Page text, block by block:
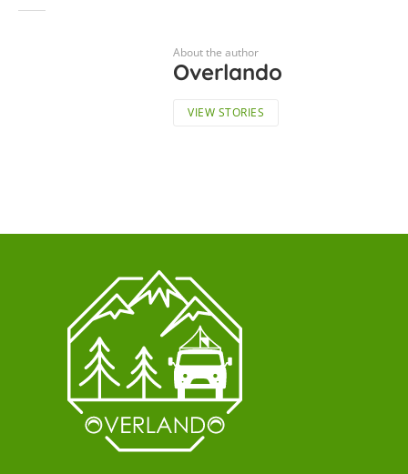
About the author
Overlando
VIEW STORIES